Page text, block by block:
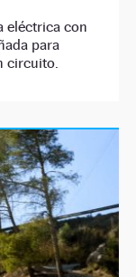
eléctrica con
para
circuito.